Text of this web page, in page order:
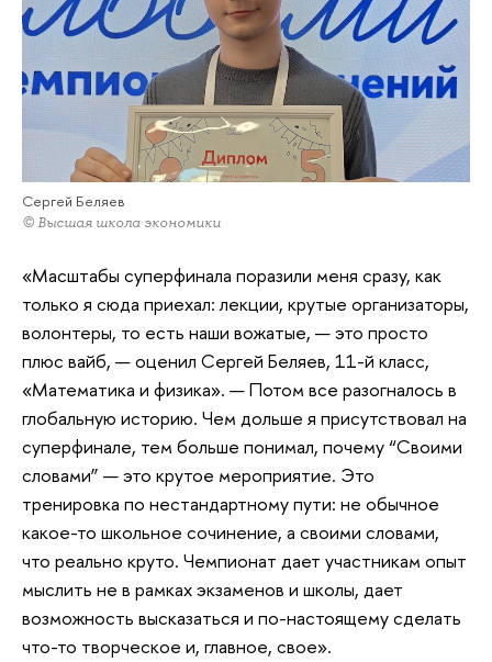
Сергей Беляев
© Высшая школа экономики
«Масштабы суперфинала поразили меня сразу, как
только я сюда приехал: лекции, крутые организаторы,
волонтеры, то есть наши вожатые, — это просто
плюс вайб, — оценил Сергей Беляев, 11-й класс,
«Математика и физика». — Потом все разогналось в
глобальную историю. Чем дольше я присутствовал на
суперфинале, тем больше понимал, почему “Своими
словами” — это крутое мероприятие. Это
тренировка по нестандартному пути: не обычное
какое-то школьное сочинение, а своими словами,
что реально круто. Чемпионат дает участникам опыт
мыслить не в рамках экзаменов и школы, дает
возможность высказаться и по-настоящему сделать
что-то творческое и, главное, свое».